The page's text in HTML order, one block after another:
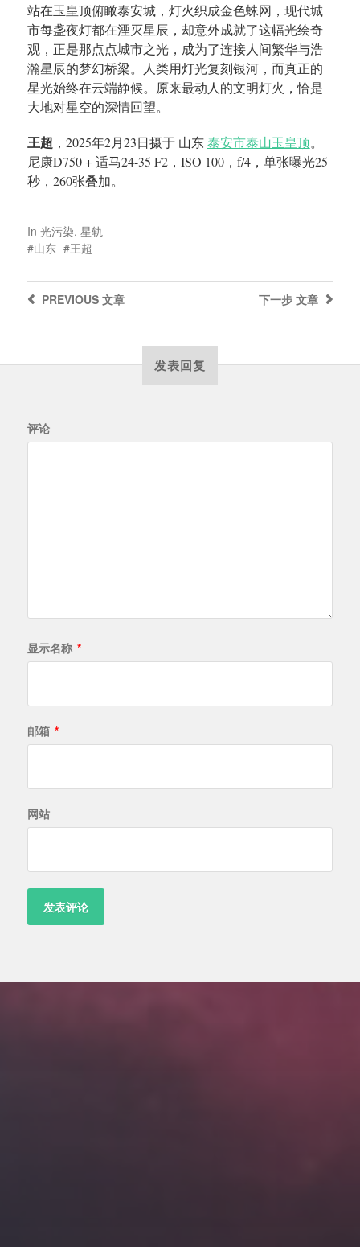
站在玉皇顶俯瞰泰安城，灯火织成金色蛛网，现代城
市每盏夜灯都在湮灭星辰，却意外成就了这幅光绘奇
观，正是那点点城市之光，成为了连接人间繁华与浩
瀚星辰的梦幻桥梁。人类用灯光复刻银河，而真正的
星光始终在云端静候。原来最动人的文明灯火，恰是
大地对星空的深情回望。
王超 ，2025年2月23日摄于 山东泰安市泰山玉皇顶。
尼康D750 + 适马24-35 F2，ISO 100，f/4，单张曝光25
秒，260张叠加。
In 光污染, 星轨
山东
王超
下一步 文章
PREVIOUS文章
发表回复
评论
显示名称 *
邮箱 *
网站